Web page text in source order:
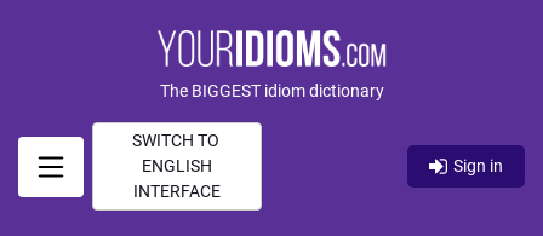
The BIGGEST idiom dictionary
SWITCH TO
ENGLISH
INTERFACE
Sign in